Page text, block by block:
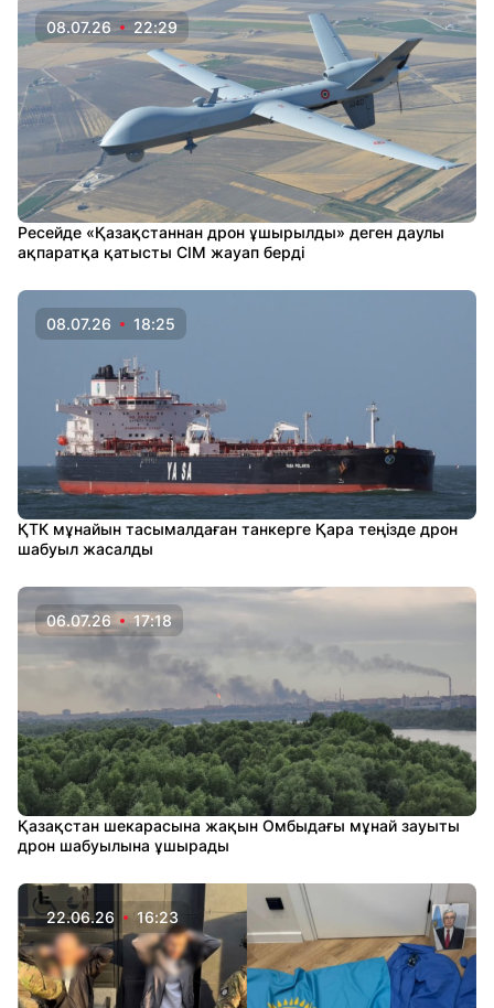
08.07.26 22:29
Ресейде «Қазақстаннан дрон ұшырылды» деген даулы
ақпаратқа қатысты СІМ жауап берді
08.07.26 18:25
ҚТК мұнайын тасымалдаған танкерге Қара теңізде дрон
шабуыл жасалды
06.07.26 17:18
Қазақстан шекарасына жақын Омбыдағы мұнай зауыты
дрон шабуылына ұшырады
22.06.26 16:23